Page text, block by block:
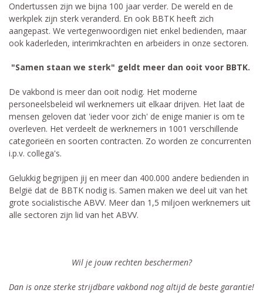
Ondertussen zijn we bijna 100 jaar verder. De wereld en de
werkplek zijn sterk veranderd. En ook BBTK heeft zich
aangepast. We vertegenwoordigen niet enkel bedienden, maar
ook kaderleden, interimkrachten en arbeiders in onze sectoren.
"Samen staan we sterk" geldt meer dan ooit voor BBTK.
De vakbond is meer dan ooit nodig. Het moderne
personeelsbeleid wil werknemers uit elkaar drijven. Het laat de
mensen geloven dat 'ieder voor zich' de enige manier is om te
overleven. Het verdeelt de werknemers in 1001 verschillende
categorieën en soorten contracten. Zo worden ze concurrenten
i.p.v. collega's.
Gelukkig begrijpen jij en meer dan 400.000 andere bedienden in
België dat de BBTK nodig is. Samen maken we deel uit van het
grote socialistische ABVV. Meer dan 1,5 miljoen werknemers uit
alle sectoren zijn lid van het ABVV.
Wil je jouw rechten beschermen?
Dan is onze sterke strijdbare vakbond nog altijd de beste garantie!